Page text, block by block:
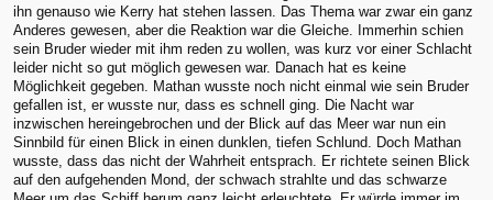
ihn genauso wie Kerry hat stehen lassen. Das Thema war zwar ein ganz
Anderes gewesen, aber die Reaktion war die Gleiche. Immerhin schien
sein Bruder wieder mit ihm reden zu wollen, was kurz vor einer Schlacht
leider nicht so gut möglich gewesen war. Danach hat es keine
Möglichkeit gegeben. Mathan wusste noch nicht einmal wie sein Bruder
gefallen ist, er wusste nur, dass es schnell ging. Die Nacht war
inzwischen hereingebrochen und der Blick auf das Meer war nun ein
Sinnbild für einen Blick in einen dunklen, tiefen Schlund. Doch Mathan
wusste, dass das nicht der Wahrheit entsprach. Er richtete seinen Blick
auf den aufgehenden Mond, der schwach strahlte und das schwarze